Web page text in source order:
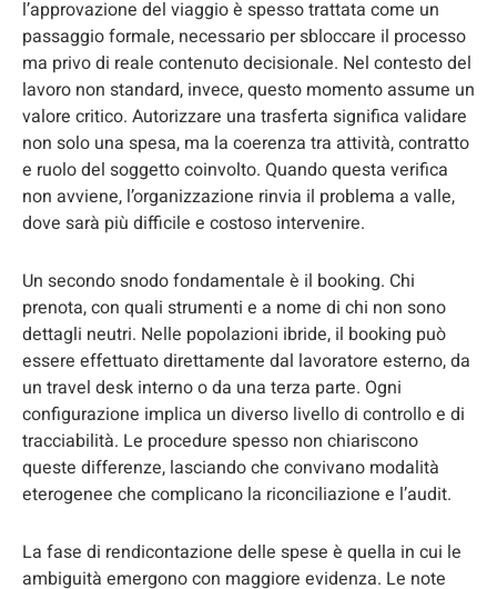
l’approvazione del viaggio è spesso trattata come un
passaggio formale, necessario per sbloccare il processo
ma privo di reale contenuto decisionale. Nel contesto del
lavoro non standard, invece, questo momento assume un
valore critico. Autorizzare una trasferta significa validare
non solo una spesa, ma la coerenza tra attività, contratto
e ruolo del soggetto coinvolto. Quando questa verifica
non avviene, l’organizzazione rinvia il problema a valle,
dove sarà più difficile e costoso intervenire.
Un secondo snodo fondamentale è il booking. Chi
prenota, con quali strumenti e a nome di chi non sono
dettagli neutri. Nelle popolazioni ibride, il booking può
essere effettuato direttamente dal lavoratore esterno, da
un travel desk interno o da una terza parte. Ogni
configurazione implica un diverso livello di controllo e di
tracciabilità. Le procedure spesso non chiariscono
queste differenze, lasciando che convivano modalità
eterogenee che complicano la riconciliazione e l’audit.
La fase di rendicontazione delle spese è quella in cui le
ambiguità emergono con maggiore evidenza. Le note